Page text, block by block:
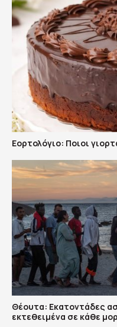
Εορτολόγιο: Ποιοι
Θέουτα: Εκατοντάδες
εκτεθειμένα σε κάθε